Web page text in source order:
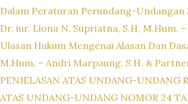
Dalam Peraturan Perundang-Undangan
Dr. iur. Liona N. Supriatna, S.H, M.Hum.
Ulasan Hukum Mengenai Alasan Dan
M.Hum. – Andri Marpaung, S.H. &
PENJELASAN ATAS UNDANG-UNDANG
ATAS UNDANG-UNDANG NOMOR 24